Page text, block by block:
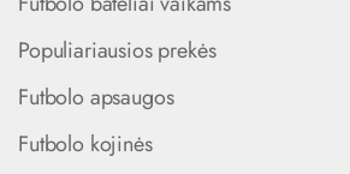
Populiariausios prekės
Futbolo apsaugos
Futbolo kojinės